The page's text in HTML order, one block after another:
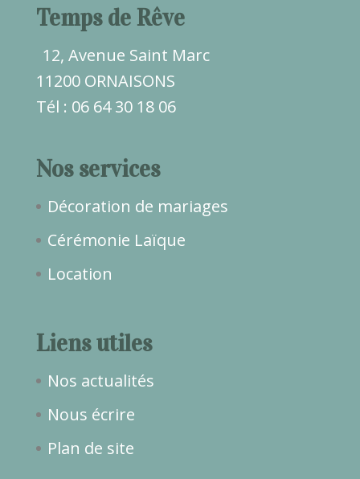
Temps de Rêve
12, Avenue Saint Marc
11200 ORNAISONS
Tél : 06 64 30 18 06
Nos services
Décoration de mariages
Cérémonie Laïque
Location
Liens utiles
Nos actualités
Nous écrire
Plan de site